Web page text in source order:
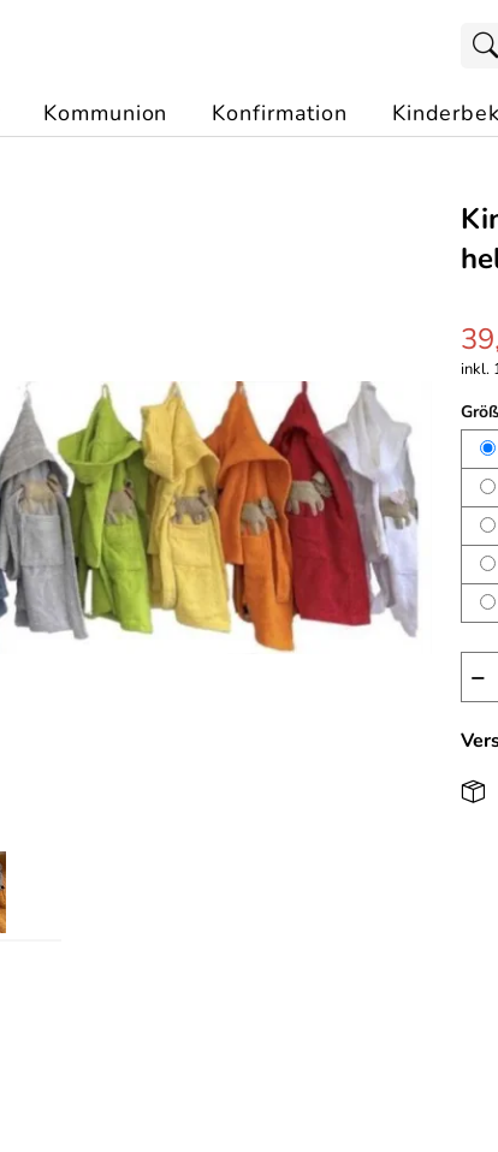
Kommunion Konfirmation
inkl.
−